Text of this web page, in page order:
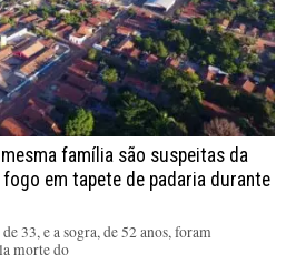
família são suspeitas da
em tapete de padaria durante
33, e a sogra, de 52 anos, foram
morte do